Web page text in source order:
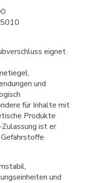
eignet
und
für Inhalte mit
Produkte
ist er
und